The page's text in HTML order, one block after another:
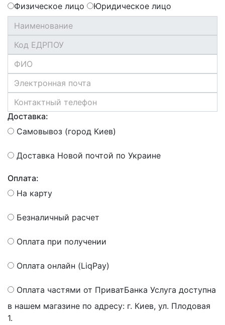
Физическое лицо
Юридическое лицо
Доставка:
Самовывоз (город Киев)
Доставка Новой почтой по Украине
Оплата:
На карту
Безналичный расчет
Оплата при получении
Оплата онлайн (LiqPay)
Оплата частями от ПриватБанка Услуга доступна
в нашем магазине по адресу: г. Киев, ул. Плодовая
1.